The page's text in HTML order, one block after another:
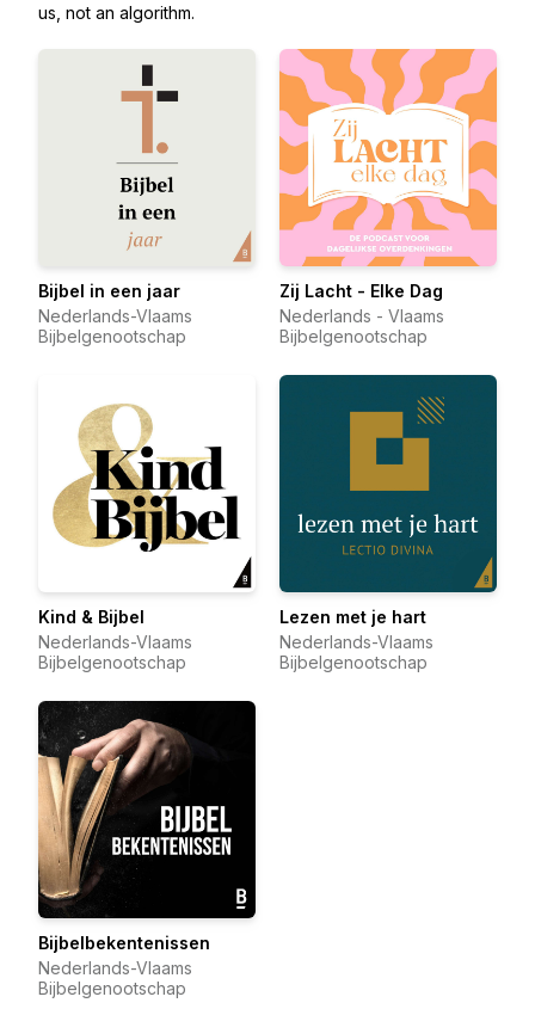
us, not an algorithm.
Bijbel in een jaar
Nederlands-Vlaams
Bijbelgenootschap
Zij Lacht - Elke Dag
Nederlands - Vlaams
Bijbelgenootschap
Kind & Bijbel
Nederlands-Vlaams
Bijbelgenootschap
Lezen met je hart
Nederlands-Vlaams
Bijbelgenootschap
Bijbelbekentenissen
Nederlands-Vlaams
Bijbelgenootschap